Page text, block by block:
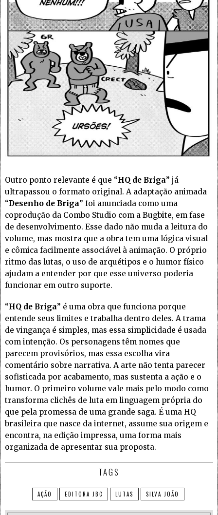
Outro ponto relevante é que “HQ de Briga” já
ultrapassou o formato original. A adaptação animada
“Desenho de Briga” foi anunciada como uma
coprodução da Combo Studio com a Bugbite, em fase
de desenvolvimento. Esse dado não muda a leitura do
volume, mas mostra que a obra tem uma lógica visual
e cômica facilmente associável à animação. O próprio
ritmo das lutas, o uso de arquétipos e o humor físico
ajudam a entender por que esse universo poderia
funcionar em outro suporte.
“HQ de Briga” é uma obra que funciona porque
entende seus limites e trabalha dentro deles. A trama
de vingança é simples, mas essa simplicidade é usada
com intenção. Os personagens têm nomes que
parecem provisórios, mas essa escolha vira
comentário sobre narrativa. A arte não tenta parecer
sofisticada por acabamento, mas sustenta a ação e o
humor. O primeiro volume vale mais pelo modo como
transforma clichês de luta em linguagem própria do
que pela promessa de uma grande saga. É uma HQ
brasileira que nasce da internet, assume sua origem e
encontra, na edição impressa, uma forma mais
organizada de apresentar sua proposta.
TAGS
AÇÃO EDITORA JBC LUTAS SILVA JOÃO